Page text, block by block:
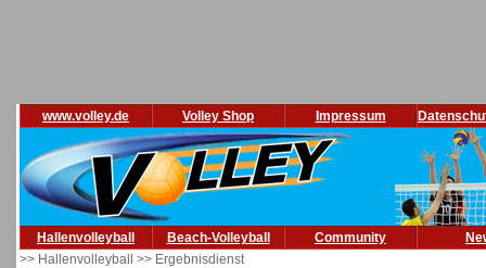
www.volley.de Volley Shop Impressum
Hallenvolleyball Beach-Volleyball Community
>> Hallenvolleyball >> Ergebnisdienst